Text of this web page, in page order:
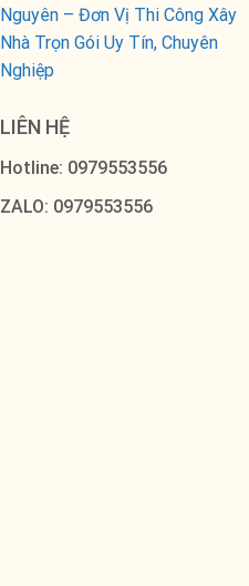
Nguyên – Đơn Vị Thi Công Xây
Nhà Trọn Gói Uy Tín, Chuyên
Nghiệp
LIÊN HỆ
Hotline: 0979553556
ZALO: 0979553556